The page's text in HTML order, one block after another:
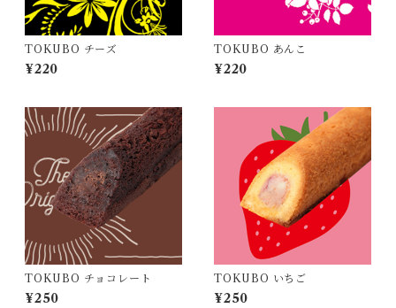
TOKUBO チーズ
¥220
TOKUBO あんこ
¥220
TOKUBO チョコレート
¥250
TOKUBO いちご
¥250